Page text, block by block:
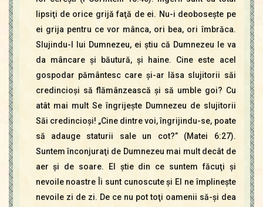
lipsiţi de orice grijă faţă de ei. Nu-i deoboseşte pe
ei grija pentru ce vor mânca, ori bea, ori îmbrăca.
Slujindu-I lui Dumnezeu, ei ştiu că Dumnezeu le va
da mâncare şi băutură, şi haine. Cine este acel
gospodar pământesc care şi-ar lăsa slujitorii săi
credincioşi să flămânzească şi să umble goi? Cu
atât mai mult Se îngrijeşte Dumnezeu de slujitorii
Săi credincioşi! „Cine dintre voi, îngrijindu-se, poate
să adauge staturii sale un cot?” (Matei 6:27).
Suntem înconjuraţi de Dumnezeu mai mult decât de
aer şi de soare. El ştie din ce suntem făcuţi şi
nevoile noastre Îi sunt cunoscute şi El ne împlineşte
nevoile zi de zi. De ce nu pot toţi oamenii să-şi dea